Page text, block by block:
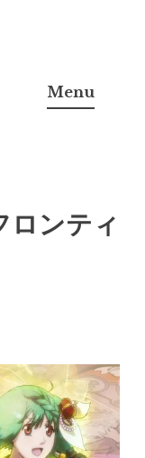
Menu
ンティ